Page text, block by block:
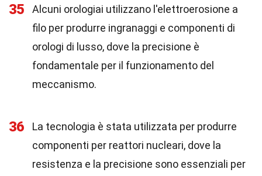
35
Alcuni orologiai utilizzano l'elettroerosione a
filo per produrre ingranaggi e componenti di
orologi di lusso, dove la precisione è
fondamentale per il funzionamento del
meccanismo.
36
La tecnologia è stata utilizzata per produrre
componenti per reattori nucleari, dove la
resistenza e la precisione sono essenziali per